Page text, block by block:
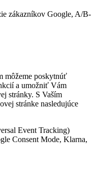
zákazníkov Google, A/B-
môžeme poskytnúť
a umožniť Vám
stránky. S Vaším
stránke nasledujúce
Event Tracking)
Consent Mode, Klarna,